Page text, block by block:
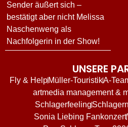
Sender äußert sich –
bestätigt aber nicht Melissa
Naschenweng als
Nachfolgerin in der Show!
UNSERE
Fly & HelpMüller-TouristikA-
artmedia management &
Schlagerfeeling
Sonia Liebing Fankonzert